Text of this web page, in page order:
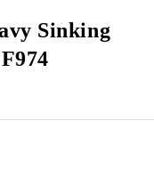
Sinking